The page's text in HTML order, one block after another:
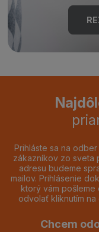
Prihláste sa na
zákazníkov zo sveta
adresu budeme
mailov. Prihlásenie
ktorý vám pošleme
odvolať kliknutím
Chcem